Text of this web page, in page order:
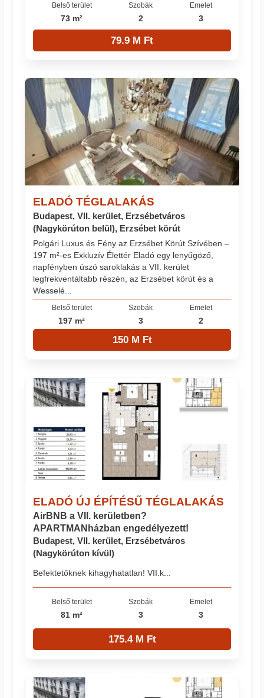
Belső terület
73 m²
Szobák
2
Emelet
3
79.9 M Ft
ELADÓ TÉGLALAKÁS
Budapest, VII. kerület, Erzsébetváros
(Nagykörúton belül), Erzsébet körút
Polgári Luxus és Fény az Erzsébet Körút Szívében –
197 m²-es Exkluzív Élettér Eladó egy lenyűgöző,
napfényben úszó saroklakás a VII. kerület
legfrekventáltabb részén, az Erzsébet körút és a
Wesselé...
Belső terület
197 m²
Szobák
3
Emelet
2
150 M Ft
ELADÓ ÚJ ÉPÍTÉSŰ TÉGLALAKÁS
AirBNB a VII. kerületben?
APARTMANházban engedélyezett!
Budapest, VII. kerület, Erzsébetváros
(Nagykörúton kívül)
Befektetőknek kihagyhatatlan! VII.k...
Belső terület
81 m²
Szobák
3
Emelet
3
175.4 M Ft